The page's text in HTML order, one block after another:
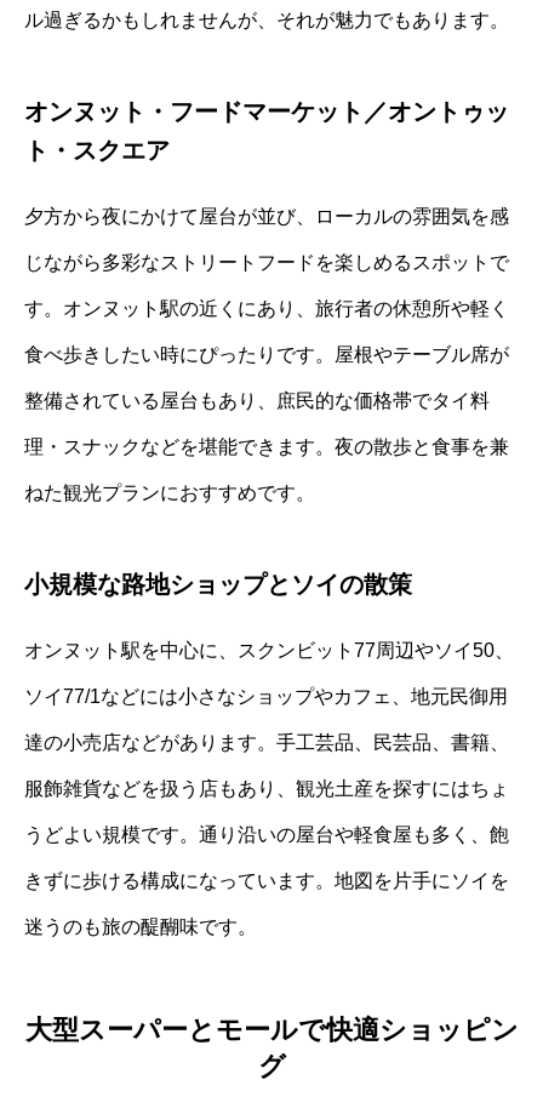
ル過ぎるかもしれませんが、それが魅力でもあります。
オンヌット・フードマーケット／オントゥッ
ト・スクエア
夕方から夜にかけて屋台が並び、ローカルの雰囲気を感
じながら多彩なストリートフードを楽しめるスポットで
す。オンヌット駅の近くにあり、旅行者の休憩所や軽く
食べ歩きしたい時にぴったりです。屋根やテーブル席が
整備されている屋台もあり、庶民的な価格帯でタイ料
理・スナックなどを堪能できます。夜の散歩と食事を兼
ねた観光プランにおすすめです。
小規模な路地ショップとソイの散策
オンヌット駅を中心に、スクンビット77周辺やソイ50、
ソイ77/1などには小さなショップやカフェ、地元民御用
達の小売店などがあります。手工芸品、民芸品、書籍、
服飾雑貨などを扱う店もあり、観光土産を探すにはちょ
うどよい規模です。通り沿いの屋台や軽食屋も多く、飽
きずに歩ける構成になっています。地図を片手にソイを
迷うのも旅の醍醐味です。
大型スーパーとモールで快適ショッピン
グ